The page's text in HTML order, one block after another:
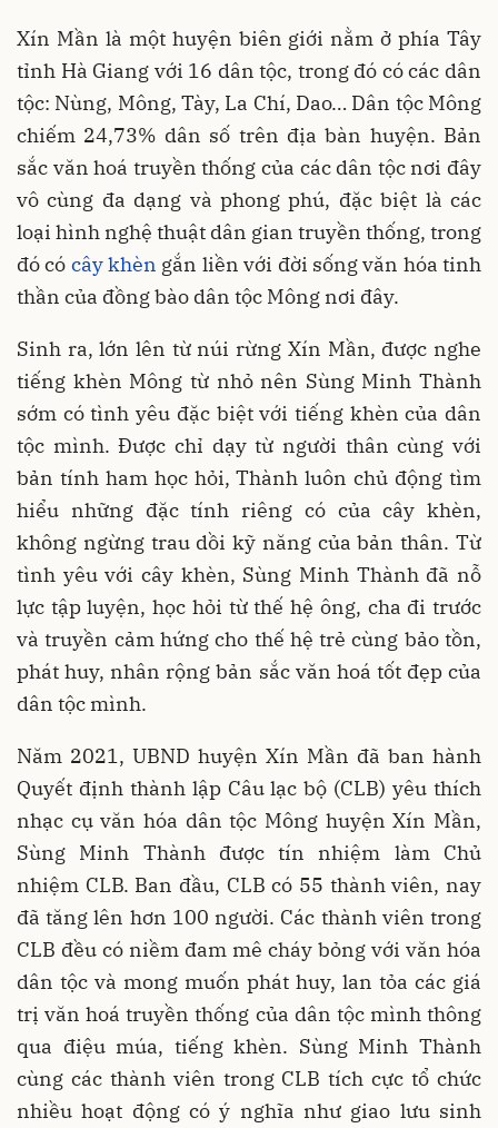
Xín Mần là một huyện biên giới nằm ở phía Tây
tỉnh Hà Giang với 16 dân tộc, trong đó có các dân
tộc: Nùng, Mông, Tày, La Chí, Dao… Dân tộc Mông
chiếm 24,73% dân số trên địa bàn huyện. Bản
sắc văn hoá truyền thống của các dân tộc nơi đây
vô cùng đa dạng và phong phú, đặc biệt là các
loại hình nghệ thuật dân gian truyền thống, trong
đó có cây khèn gắn liền với đời sống văn hóa tinh
thần của đồng bào dân tộc Mông nơi đây.
Sinh ra, lớn lên từ núi rừng Xín Mần, được nghe
tiếng khèn Mông từ nhỏ nên Sùng Minh Thành
sớm có tình yêu đặc biệt với tiếng khèn của dân
tộc mình. Được chỉ dạy từ người thân cùng với
bản tính ham học hỏi, Thành luôn chủ động tìm
hiểu những đặc tính riêng có của cây khèn,
không ngừng trau dồi kỹ năng của bản thân. Từ
tình yêu với cây khèn, Sùng Minh Thành đã nỗ
lực tập luyện, học hỏi từ thế hệ ông, cha đi trước
và truyền cảm hứng cho thế hệ trẻ cùng bảo tồn,
phát huy, nhân rộng bản sắc văn hoá tốt đẹp của
dân tộc mình.
Năm 2021, UBND huyện Xín Mần đã ban hành
Quyết định thành lập Câu lạc bộ (CLB) yêu thích
nhạc cụ văn hóa dân tộc Mông huyện Xín Mần,
Sùng Minh Thành được tín nhiệm làm Chủ
nhiệm CLB. Ban đầu, CLB có 55 thành viên, nay
đã tăng lên hơn 100 người. Các thành viên trong
CLB đều có niềm đam mê cháy bỏng với văn hóa
dân tộc và mong muốn phát huy, lan tỏa các giá
trị văn hoá truyền thống của dân tộc mình thông
qua điệu múa, tiếng khèn. Sùng Minh Thành
cùng các thành viên trong CLB tích cực tổ chức
nhiều hoạt động có ý nghĩa như giao lưu sinh